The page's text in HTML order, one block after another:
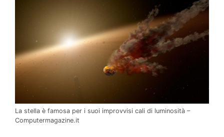
La stella è famosa per i suoi improvvisi cali di luminosità –
Computermagazine.it